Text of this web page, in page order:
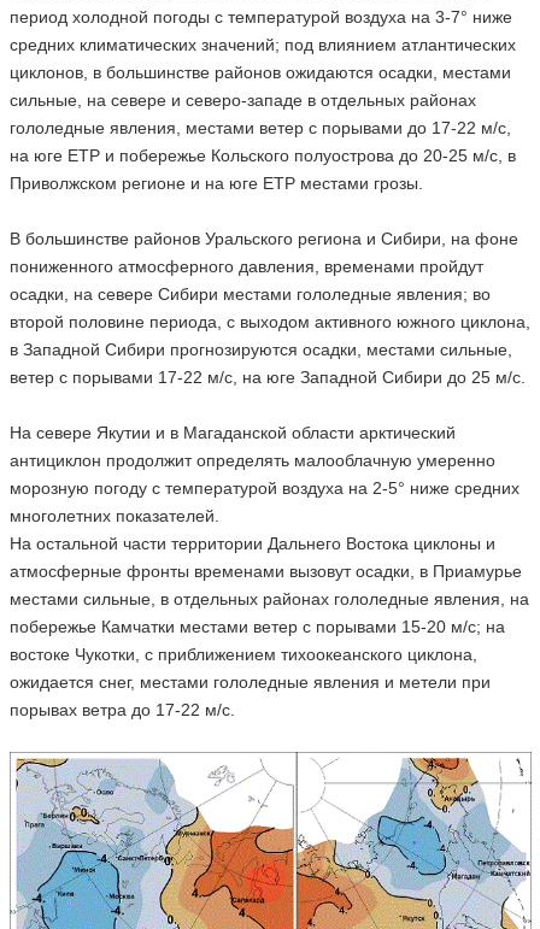
период холодной погоды с температурой воздуха на 3-7° ниже
средних климатических значений; под влиянием атлантических
циклонов, в большинстве районов ожидаются осадки, местами
сильные, на севере и северо-западе в отдельных районах
гололедные явления, местами ветер с порывами до 17-22 м/с,
на юге ЕТР и побережье Кольского полуострова до 20-25 м/с, в
Приволжском регионе и на юге ЕТР местами грозы.
В большинстве районов Уральского региона и Сибири, на фоне
пониженного атмосферного давления, временами пройдут
осадки, на севере Сибири местами гололедные явления; во
второй половине периода, с выходом активного южного циклона,
в Западной Сибири прогнозируются осадки, местами сильные,
ветер с порывами 17-22 м/с, на юге Западной Сибири до 25 м/с.
На севере Якутии и в Магаданской области арктический
антициклон продолжит определять малооблачную умеренно
морозную погоду с температурой воздуха на 2-5° ниже средних
многолетних показателей.
На остальной части территории Дальнего Востока циклоны и
атмосферные фронты временами вызовут осадки, в Приамурье
местами сильные, в отдельных районах гололедные явления, на
побережье Камчатки местами ветер с порывами 15-20 м/с; на
востоке Чукотки, с приближением тихоокеанского циклона,
ожидается снег, местами гололедные явления и метели при
порывах ветра до 17-22 м/с.